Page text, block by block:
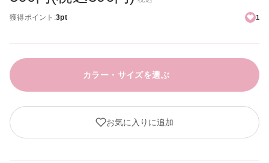
獲得ポイント:3pt 1
カラー・サイズを選ぶ
お気に入りに追加